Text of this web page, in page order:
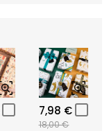
7,98 €
18,00 €